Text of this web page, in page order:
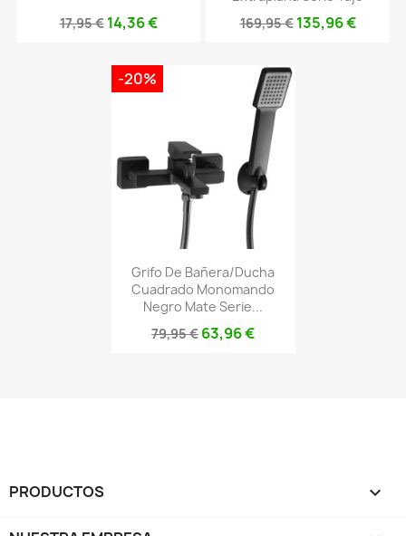
17,95 € 14,36 €
169,95 € 135,96 €
Grifo De Bañera/ducha
Cuadrado Monomando
Negro Mate Serie...
79,95 € 63,96 €
-20%
PRODUCTOS 